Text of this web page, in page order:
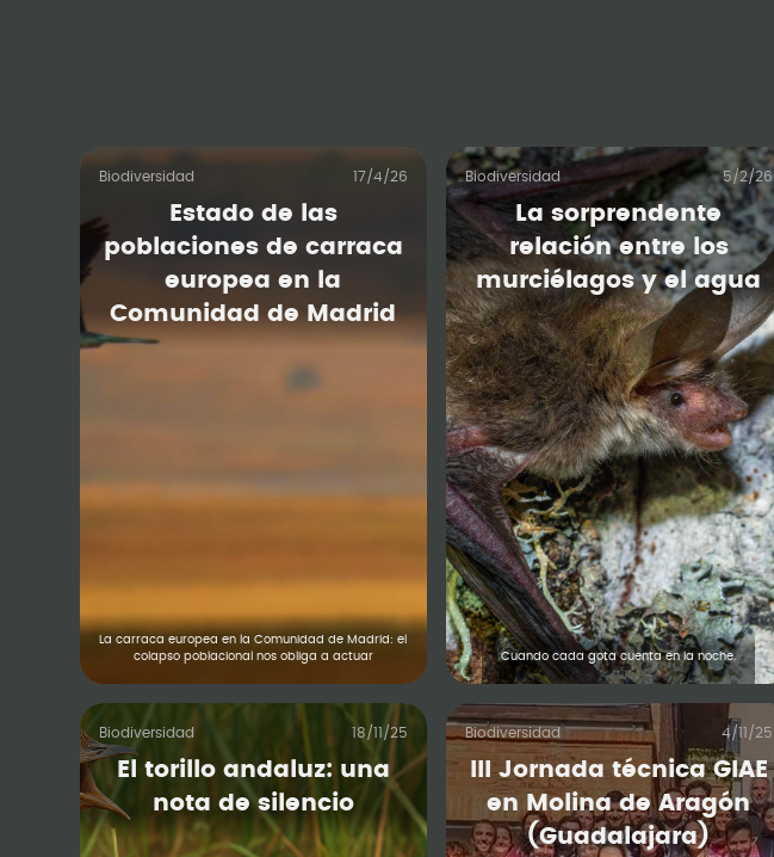
Biodiversidad 17/4/26
Estado de las
poblaciones de carraca
europea en la
Comunidad de Madrid
La carraca europea en la Comunidad de Madrid: el
colapso poblacional nos obliga a actuar
Biodiversidad 5/2/26
La sorprendente
relación entre los
murciélagos y el agua
Cuando cada gota cuenta en la noche.
Biodiversidad 18/11/25
El torillo andaluz: una
nota de silencio
Biodiversidad 4/11/25
III Jornada técnica GIAE
en Molina de Aragón
(Guadalajara)